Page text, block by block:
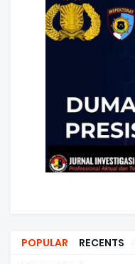
POPULAR RECENTS